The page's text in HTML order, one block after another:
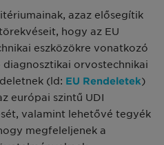
azaz elősegítik
hogy az EU
eszközökre vonatkozó
orvostechnikai
(ld: EU Rendeletek)
európai szintű UDI
valamint lehetővé tegyék
megfeleljenek a